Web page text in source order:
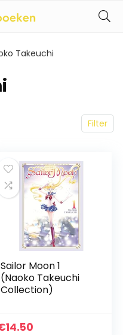
Takeuchi
Filter
Sailor Moon 1
(Naoko Takeuchi
Collection)
14.50